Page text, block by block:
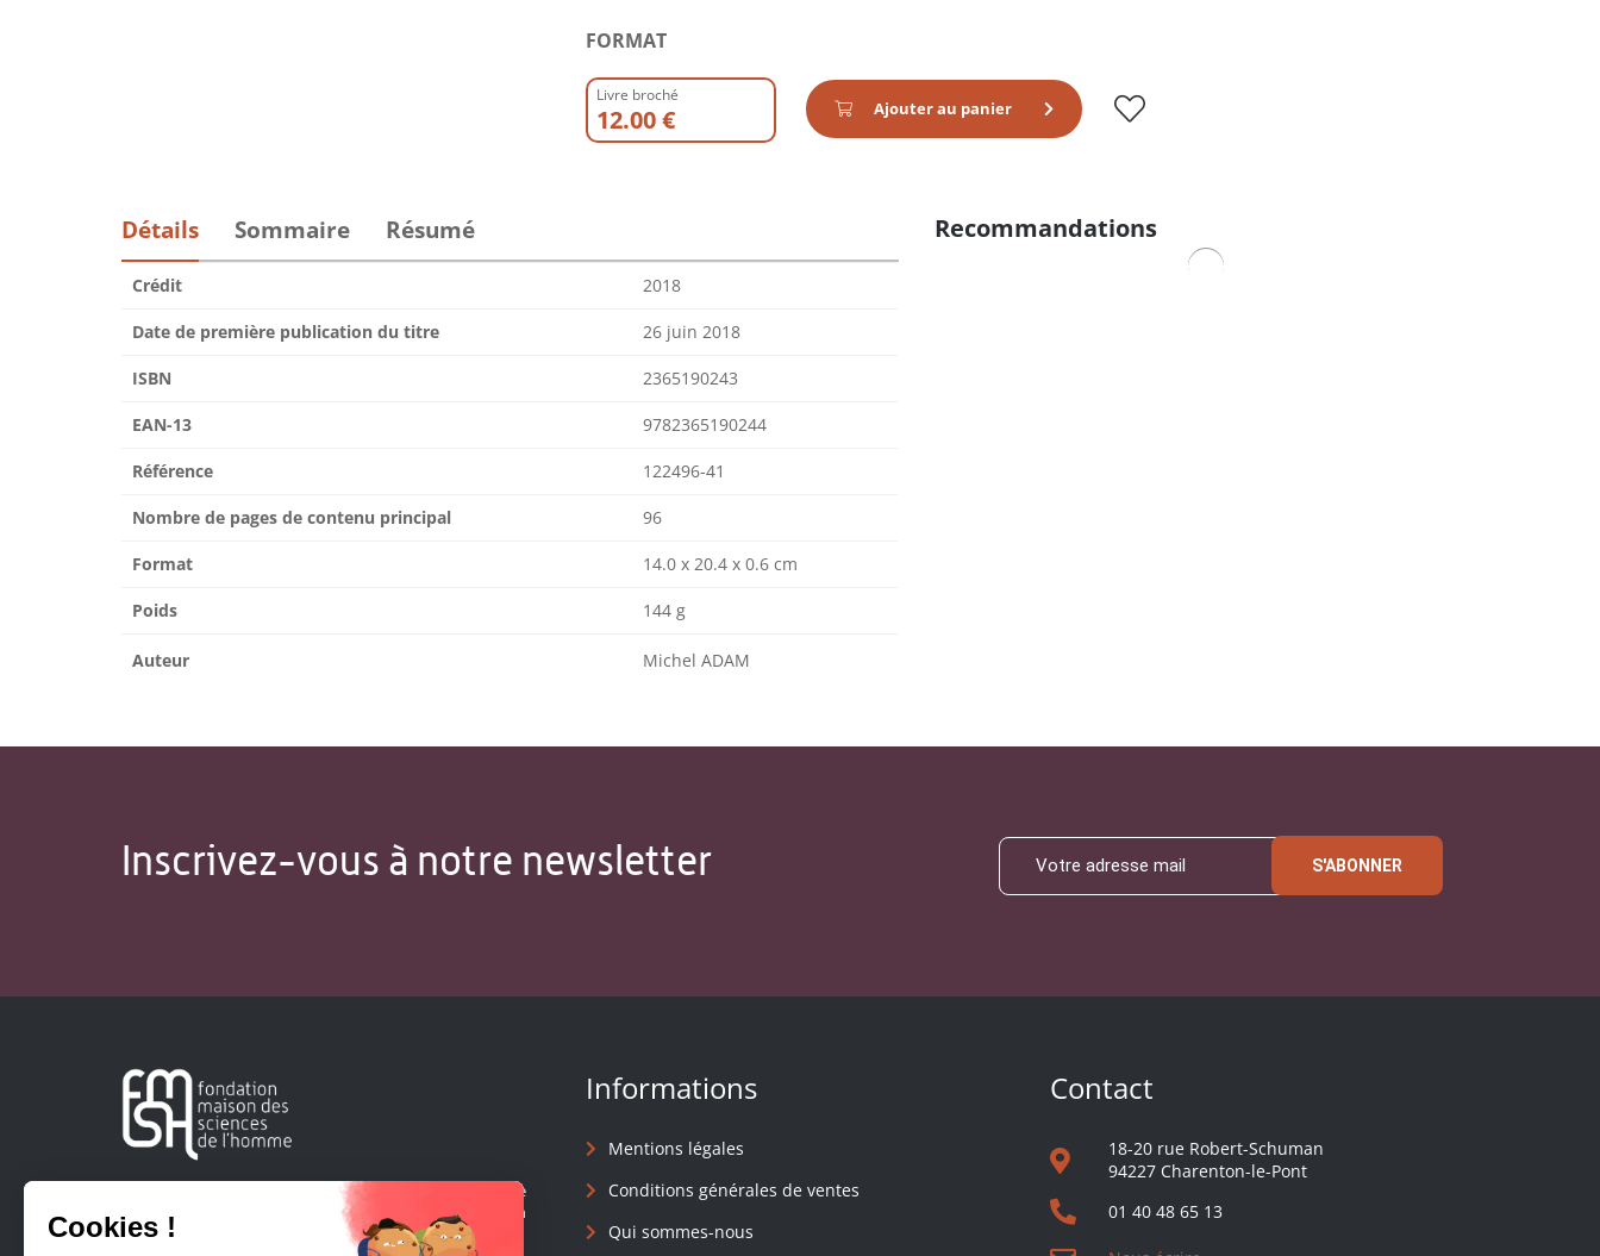
FORMAT
Livre broché
12.00 € Ajouter au panier
Détails Sommaire Résumé
Crédit 2018
Date de première publication du titre 26 juin 2018
ISBN 2365190243
EAN-13 9782365190244
Référence 122496-41
Nombre de pages de contenu principal 96
Format 14.0 x 20.4 x 0.6 cm
Poids 144 g
Auteur Michel ADAM
Recommandations
Inscrivez-vous à notre newsletter S'ABONNER
Créée en 1963, la Fondation Maison Sciences de l'Homme
soutient la recherche et la diffusion des connaissances en
sciences humaines et sociales.
Informations
Mentions légales
Conditions générales de ventes
Qui sommes-nous
Contact
18-20 rue Robert-Schuman
94227 Charenton-le-Pont
01 40 48 65 13